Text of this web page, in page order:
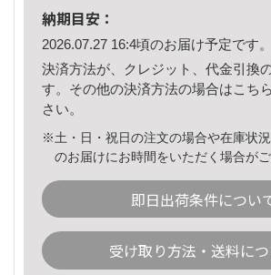
納期目安：
2026.07.27 16:4頃のお届け予定です。
決済方法が、クレジット、代金引換
す。その他の決済方法の場合はこちら
さい。
※土・日・祝日の注文の場合や在庫状
のお届けにお時間をいただく場合がご
即日出荷条件につい
受け取り方法・送料に